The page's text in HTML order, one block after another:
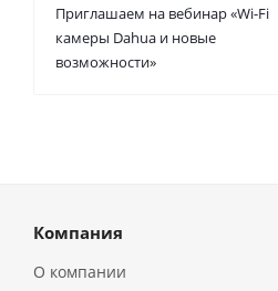
Приглашаем на вебинар «Wi-Fi
камеры Dahua и новые
возможности»
Компания
О компании